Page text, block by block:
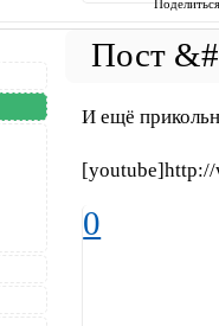
И ещё
0